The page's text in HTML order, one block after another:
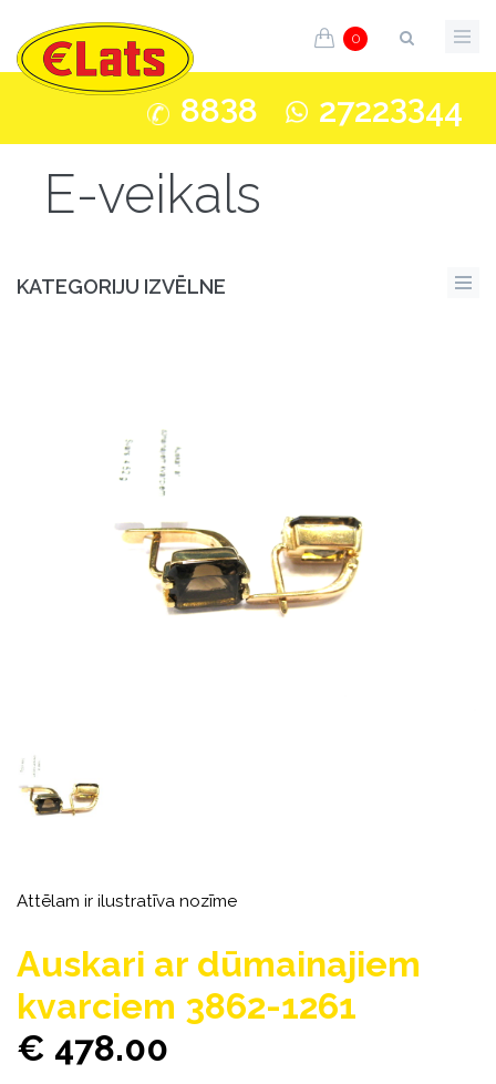
0
8838 27223344
E-veikals
KATEGORIJU IZVĒLNE
Attēlam ir ilustratīva nozīme
Auskari ar dūmainajiem
kvarciem 3862-1261
€ 478.00